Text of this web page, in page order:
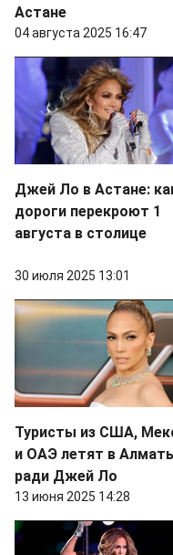
Астане
04 августа 2025 16:47
Джей Ло в Астане:
дороги перекроют 1
августа в столице
30 июля 2025 13:01
Туристы из США,
и ОАЭ летят в
ради Джей Ло
13 июня 2025 14:28